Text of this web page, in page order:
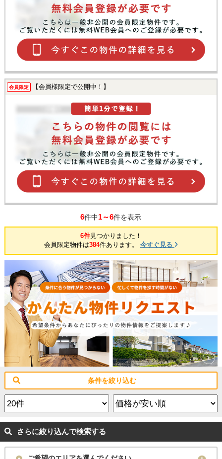
会員限定 【会員様限定で公開中！】
6件中1～6件を表示
6件見つかりました！
会員限定物件は384件あります。 今すぐ見る
条件を絞り込む
さらに絞り込んで検索する